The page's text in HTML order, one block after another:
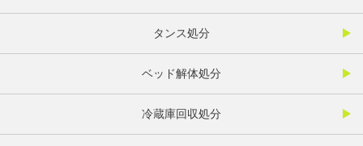
タンス処分
ベッド解体処分
冷蔵庫回収処分